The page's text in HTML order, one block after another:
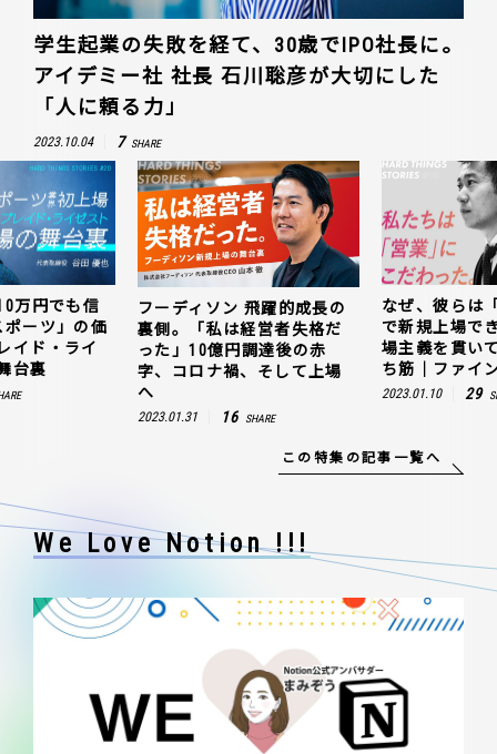
学生起業の失敗を経て、30歳でIPO社長に。
アイデミー社 社長 石川聡彦が大切にした
「人に頼る力」
2023.10.04 7 SHARE
万円でも信
ーツ」の価
イド・ライ
台裏
フーディソン 飛躍的成長の
裏側。「私は経営者失格だ
った」10億円調達後の赤
字、コロナ禍、そして上場
へ
2023.01.31 16 SHARE
なぜ、彼らは
で新規上場で
場主義を貫い
ち筋｜ファイ
2023.01.10 29
この特集の記事一覧へ
We Love Notion !!!